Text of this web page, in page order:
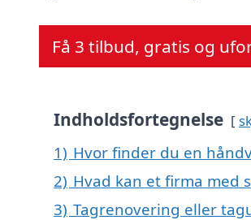
Få 3 tilbud, gratis og
Indholdsfortegnelse
1) Hvor finder du en
2) Hvad kan et firma med
3) Tagrenovering eller